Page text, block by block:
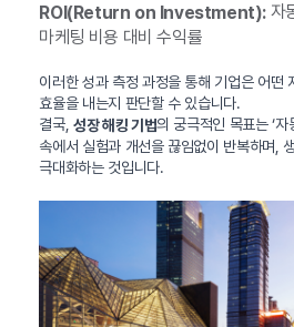
ROI(Return on Investment):자
마케팅 비용 대비 수익률
이러한 성과 측정 과정을 통해 기업은 어떤
효율을 내는지 판단할 수 있습니다.
결국, 성장 해킹 기법의 궁극적인 목표는 ‘자
속에서 실험과 개선을 끊임없이 반복하며,
극대화하는 것입니다.